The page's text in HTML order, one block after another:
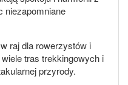
niezapomniane
raj dla rowerzystów i
tras trekkingowych i
przyrody.